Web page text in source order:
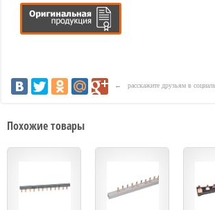
← расскажите друзьям в
Похожие товары